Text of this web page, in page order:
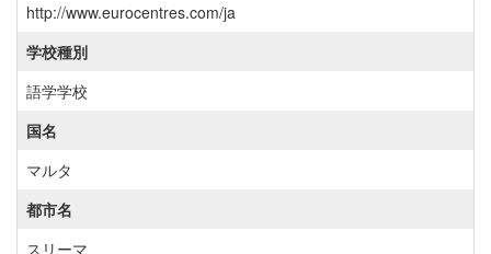
http://www.eurocentres.com/ja
学校種別
語学学校
国名
マルタ
都市名
スリーマ